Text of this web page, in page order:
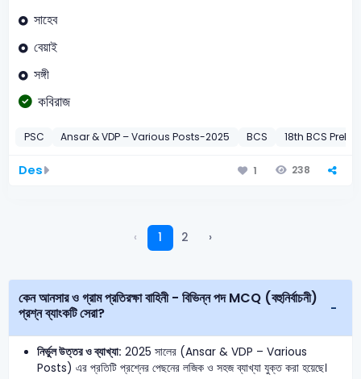
সাহেব
বেয়াই
সঙ্গী
কবিরাজ
PSC Ansar & VDP – Various Posts-2025 BCS 18th BCS Preli-
Des 1 238
‹ 1 2 ›
কেন আনসার ও গ্রাম প্রতিরক্ষা বাহিনী - বিভিন্ন পদ MCQ (বহুনির্বাচনী)
প্রশ্ন ব্যাংকটি সেরা?
নির্ভুল উত্তর ও ব্যাখ্যা: 2025 সালের (Ansar & VDP – Various
Posts) এর প্রতিটি প্রশ্নের পেছনের লজিক ও সহজ ব্যাখ্যা যুক্ত করা হয়েছে।